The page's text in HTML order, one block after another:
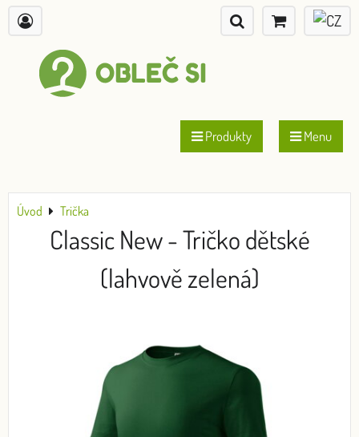
Produkty Menu
Úvod Trička
Classic New - Tričko dětské
(lahvově zelená)